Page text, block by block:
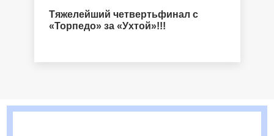
Тяжелейший четвертьфинал с
«Торпедо» за «Ухтой»!!!